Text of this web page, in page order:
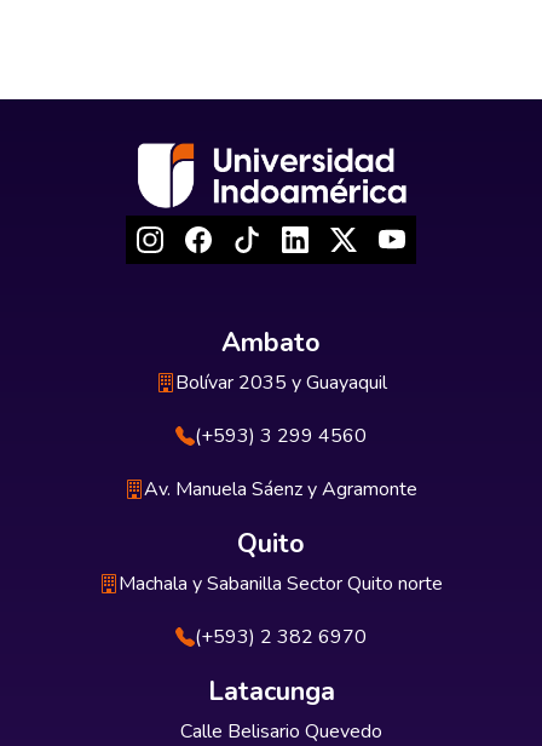
Ambato
Bolívar 2035 y Guayaquil
(+593) 3 299 4560
Av. Manuela Sáenz y Agramonte
Quito
Machala y Sabanilla Sector Quito norte
(+593) 2 382 6970
Latacunga
Calle Belisario Quevedo